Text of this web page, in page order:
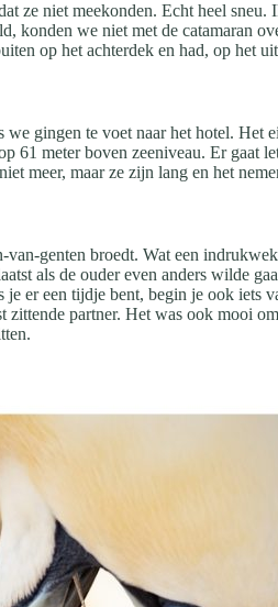
ze niet meekonden. Echt heel
we niet met de catamaran
op het achterdek en had, op het
gingen te voet naar het hotel.
61 meter boven zeeniveau. Er
meer, maar ze zijn lang en het
genten broedt. Wat een
als de ouder even anders wilde
er een tijdje bent, begin je ook
partner. Het was ook mooi